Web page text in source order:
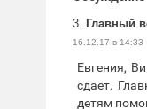
3. Главный
16.12.17 в 14:33
Евгения,
сдает.
детям